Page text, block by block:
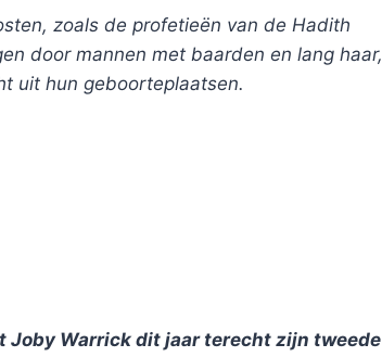
zoals de profetieën van de Hadith
door mannen met baarden en lang haar,
uit hun geboorteplaatsen.
Joby Warrick dit jaar terecht zijn tweede